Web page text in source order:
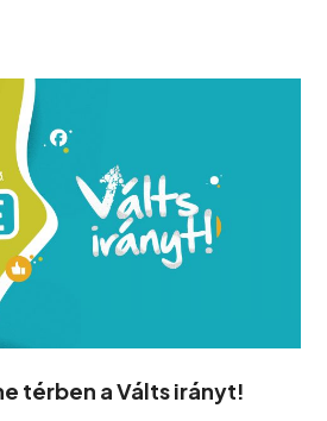
térben a Válts irányt!